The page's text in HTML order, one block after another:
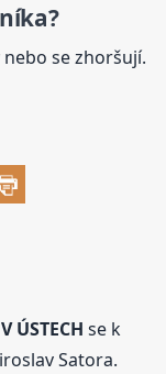
se zhoršují.
ÚSTECH se k
Satora.